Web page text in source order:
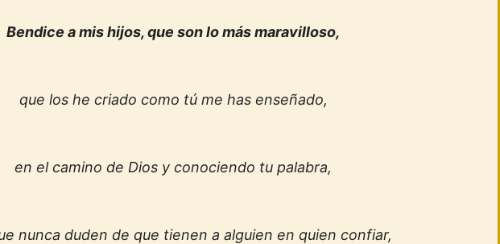
Bendice a mis hijos, que son lo más maravilloso,
que los he criado como tú me has enseñado,
en el camino de Dios y conociendo tu palabra,
nunca duden de que tienen a alguien en quien confiar,